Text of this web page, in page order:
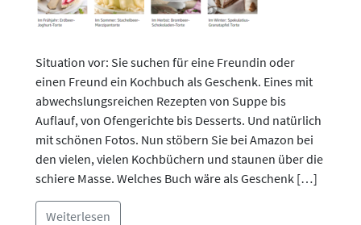
Situation vor: Sie suchen für eine Freundin oder
einen Freund ein Kochbuch als Geschenk. Eines mit
abwechslungsreichen Rezepten von Suppe bis
Auflauf, von Ofengerichte bis Desserts. Und natürlich
mit schönen Fotos. Nun stöbern Sie bei Amazon bei
den vielen, vielen Kochbüchern und staunen über die
schiere Masse. Welches Buch wäre als Geschenk […]
Weiterlesen